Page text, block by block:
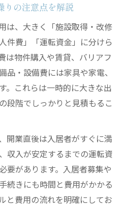
りの注意点を解説
は、大きく「施設取得・改修
件費」「運転資金」に分けら
は物件購入や賃貸、バリアフ
品・設備費には家具や家電、
。これらは一時的に大きな出
段階でしっかりと見積もるこ
開業直後は入居者がすぐに満
収入が安定するまでの運転資
要があります。入居者募集や
続きにも時間と費用がかかる
と費用の流れを明確にしてお